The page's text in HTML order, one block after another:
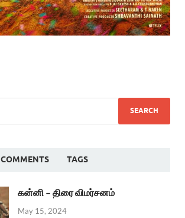
COMMENTS TAGS
கன்னி – திரை விமர்சனம்
May 15, 2024